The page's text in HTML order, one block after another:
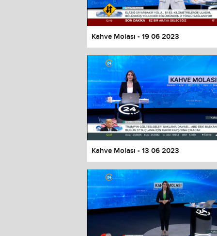
Kahve Molası - 19 06 2023
Kahve Molası - 13 06 2023